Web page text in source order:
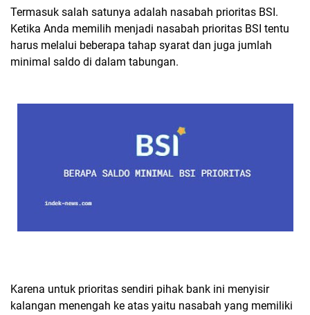
Termasuk salah satunya adalah nasabah prioritas BSI.
Ketika Anda memilih menjadi nasabah prioritas BSI tentu
harus melalui beberapa tahap syarat dan juga jumlah
minimal saldo di dalam tabungan.
Karena untuk prioritas sendiri pihak bank ini menyisir
kalangan menengah ke atas yaitu nasabah yang memiliki